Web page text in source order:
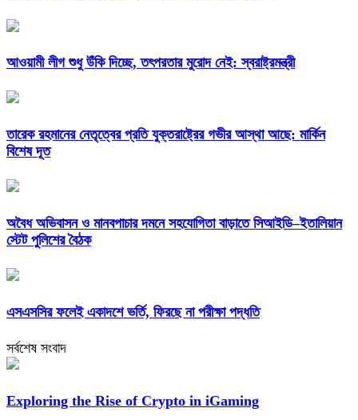
আওয়ামী লীগ শুধু উঁকি দিচ্ছে, তৎপরতার মুরোদ নেই: স্বরাষ্ট্রমন্ত্রী
তারেক রহমানের নেতৃত্বের প্রতি যুক্তরাষ্ট্রের গভীর আস্থা আছে: মার্কিন
বিশেষ দূত
অবৈধ অভিবাসন ও মানবপাচার দমনে সহযোগিতা বাড়াতে সিআইডি–ইতালিয়ান
স্টেট পুলিশের বৈঠক
এসএসসির ফলেই একাদশে ভর্তি, ফিরছে না পরীক্ষা পদ্ধতি
সর্বশেষ সংবাদ
Exploring the Rise of Crypto in iGaming